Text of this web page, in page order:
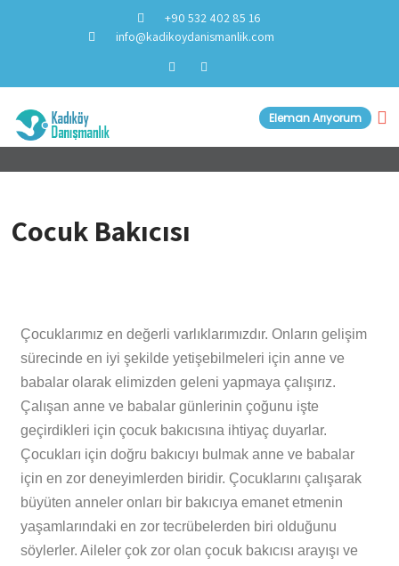
+90 532 402 85 16
info@kadikoydanismanlik.com
Eleman Arıyorum
Çocuk Bakıcısı
Çocuklarımız en değerli varlıklarımızdır. Onların gelişim
sürecinde en iyi şekilde yetişebilmeleri için anne ve
babalar olarak elimizden geleni yapmaya çalışırız.
Çalışan anne ve babalar günlerinin çoğunu işte
geçirdikleri için çocuk bakıcısına ihtiyaç duyarlar.
Çocukları için doğru bakıcıyı bulmak anne ve babalar
için en zor deneyimlerden biridir. Çocuklarını çalışarak
büyüten anneler onları bir bakıcıya emanet etmenin
yaşamlarındaki en zor tecrübelerden biri olduğunu
söylerler. Aileler çok zor olan çocuk bakıcısı arayışı ve